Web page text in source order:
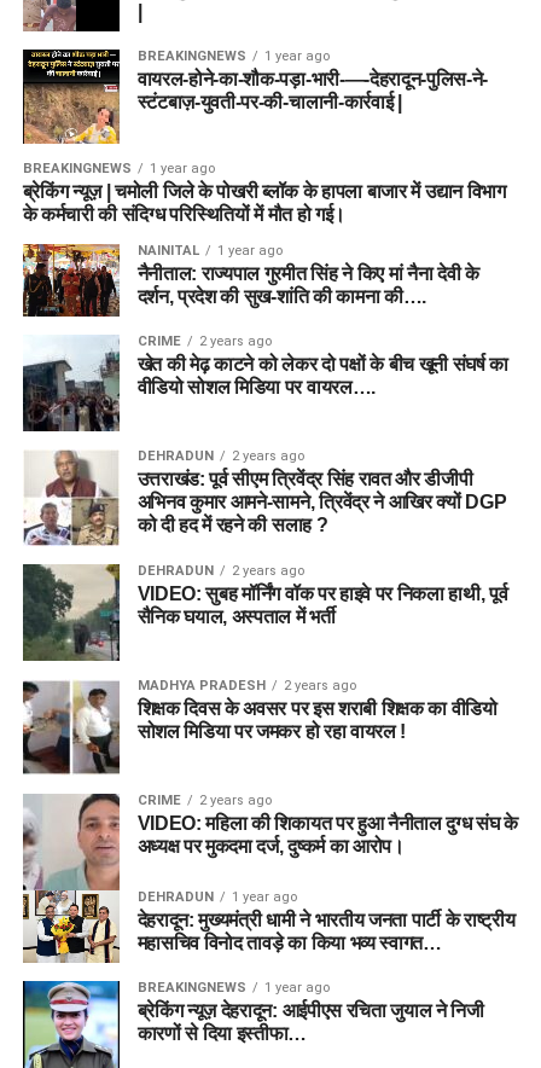
BREAKINGNEWS 1 year ago
वायरल-होने-का-शौक-पड़ा-भारी-—-देहरादून-पुलिस-ने-
स्टंटबाज़-युवती-पर-की-चालानी-कार्रवाई |
BREAKINGNEWS 1 year ago
ब्रेकिंग न्यूज़ | चमोली जिले के पोखरी ब्लॉक के हापला बाजार में उद्यान विभाग
के कर्मचारी की संदिग्ध परिस्थितियों में मौत हो गई।
NAINITAL 1 year ago
नैनीताल: राज्यपाल गुरमीत सिंह ने किए मां नैना देवी के
दर्शन, प्रदेश की सुख-शांति की कामना की….
CRIME 2 years ago
खेत की मेढ़ काटने को लेकर दो पक्षों के बीच खूनी संघर्ष का
वीडियो सोशल मिडिया पर वायरल….
DEHRADUN 2 years ago
उत्तराखंड: पूर्व सीएम त्रिवेंद्र सिंह रावत और डीजीपी
अभिनव कुमार आमने-सामने, त्रिवेंद्र ने आखिर क्यों DGP
को दी हद में रहने की सलाह ?
DEHRADUN 2 years ago
VIDEO: सुबह मॉर्निंग वॉक पर हाइवे पर निकला हाथी, पूर्व
सैनिक घयाल, अस्पताल में भर्ती
MADHYA PRADESH 2 years ago
शिक्षक दिवस के अवसर पर इस शराबी शिक्षक का वीडियो
सोशल मिडिया पर जमकर हो रहा वायरल !
CRIME 2 years ago
VIDEO: महिला की शिकायत पर हुआ नैनीताल दुग्ध संघ के
अध्यक्ष पर मुकदमा दर्ज, दुष्कर्म का आरोप।
DEHRADUN 1 year ago
देहरादून: मुख्यमंत्री धामी ने भारतीय जनता पार्टी के राष्ट्रीय
महासचिव विनोद तावड़े का किया भव्य स्वागत…
BREAKINGNEWS 1 year ago
ब्रेकिंग न्यूज़ देहरादून: आईपीएस रचिता जुयाल ने निजी
कारणों से दिया इस्तीफा…